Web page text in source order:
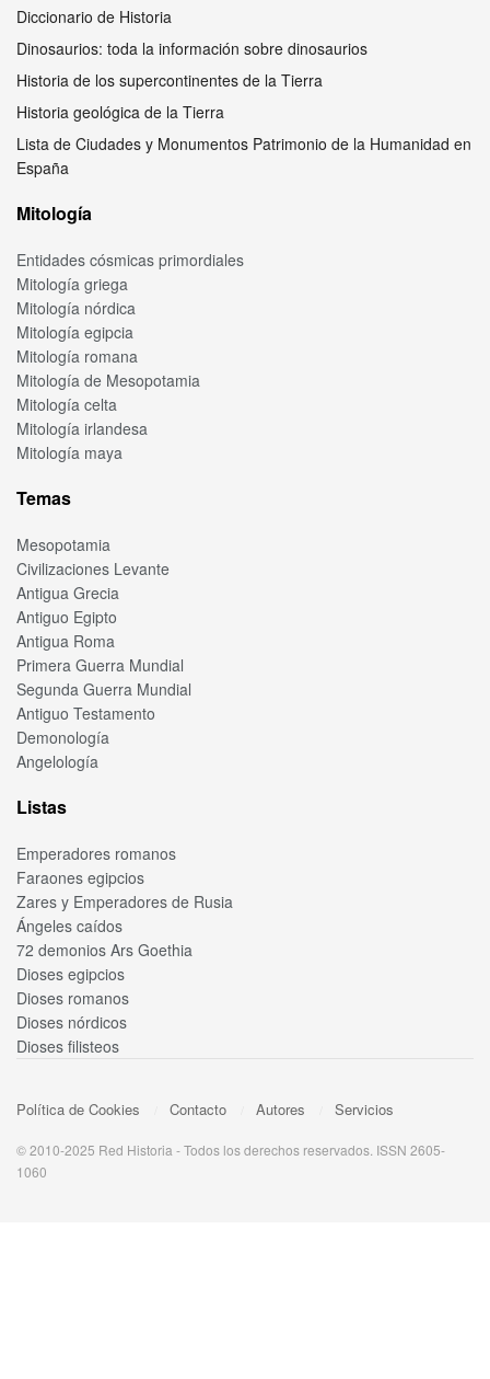
Diccionario de Historia
Dinosaurios: toda la información sobre dinosaurios
Historia de los supercontinentes de la Tierra
Historia geológica de la Tierra
Lista de Ciudades y Monumentos Patrimonio de la Humanidad en
España
Mitología
Entidades cósmicas primordiales
Mitología griega
Mitología nórdica
Mitología egipcia
Mitología romana
Mitología de Mesopotamia
Mitología celta
Mitología irlandesa
Mitología maya
Temas
Mesopotamia
Civilizaciones Levante
Antigua Grecia
Antiguo Egipto
Antigua Roma
Primera Guerra Mundial
Segunda Guerra Mundial
Antiguo Testamento
Demonología
Angelología
Listas
Emperadores romanos
Faraones egipcios
Zares y Emperadores de Rusia
Ángeles caídos
72 demonios Ars Goethia
Dioses egipcios
Dioses romanos
Dioses nórdicos
Dioses filisteos
Política de Cookies Contacto Autores Servicios
© 2010-2025 Red Historia - Todos los derechos reservados. ISSN 2605-
1060